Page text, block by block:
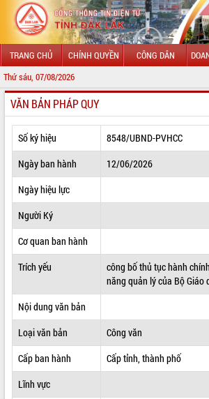
TRANG CHỦ CHÍNH QUYỀN CÔNG DÂN
Thứ sáu, 07/08/2026 CHÀO
GIỚI THIỆU
LÃNH ĐẠO UBND TỈNH
TIN TỨC SỰ KIỆN
SỞ, BAN, NGÀNH
UBND CÁC XÃ, PHƯỜNG
THÔNG TIN CHỈ ĐẠO ĐIỀU HÀNH
HỆ THỐNG VĂN BẢN
VĂN BẢN HĐND TỈNH
ĐIỂM TIN VĂN BẢN
QUY HOẠCH - KẾ HOẠCH
VĂN BẢN PHÁP QUY
Số ký hiệu
8548/UBND-PVHCC
Ngày ban hành
12/06/2026
Ngày hiệu lực
Người Ký
Cơ quan ban hành
Trích yếu
công bố thủ tục hành
năng quản lý của Bộ Giáo
Nội dung văn bản
Loại văn bản
Công văn
Cấp ban hành
Cấp tỉnh, thành phố
Lĩnh vực